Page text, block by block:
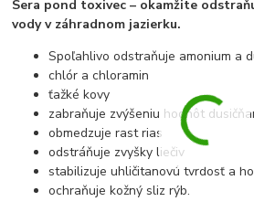
Sera pond toxivec – okamžite
vody v záhradnom jazierku.
Spoľahlivo odstraňuje amonium a
chlór a chloramin
ťažké kovy
zabraňuje zvýšeniu hodnôt
obmedzuje rast rias
odstráňuje zvyšky liečiv
stabilizuje uhličitanovú tvrdosť a
ochraňuje kožný sliz rýb.